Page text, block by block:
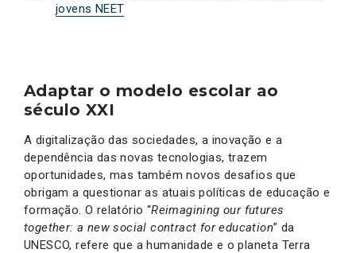
jovens NEET
Adaptar o modelo escolar ao
século XXI
A digitalização das sociedades, a inovação e a
dependência das novas tecnologias, trazem
oportunidades, mas também novos desafios que
obrigam a questionar as atuais políticas de educação e
formação. O relatório “Reimagining our futures
together: a new social contract for education” da
UNESCO, refere que a humanidade e o planeta Terra